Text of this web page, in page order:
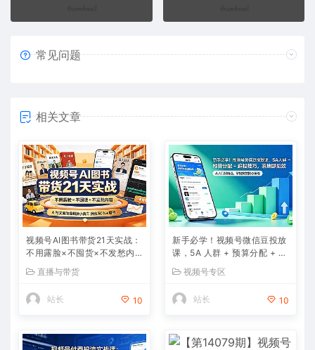
常见问题
相关文章
视频号AI图书带货21天实战：
不用露脸×不囤货×不发愁内
车，佣金50%+爆单
直播与带货
站长 10
新手必学！视频号微信豆投放
课，5A 人群 + 预算分配 + 追
视频号专区
站长 10